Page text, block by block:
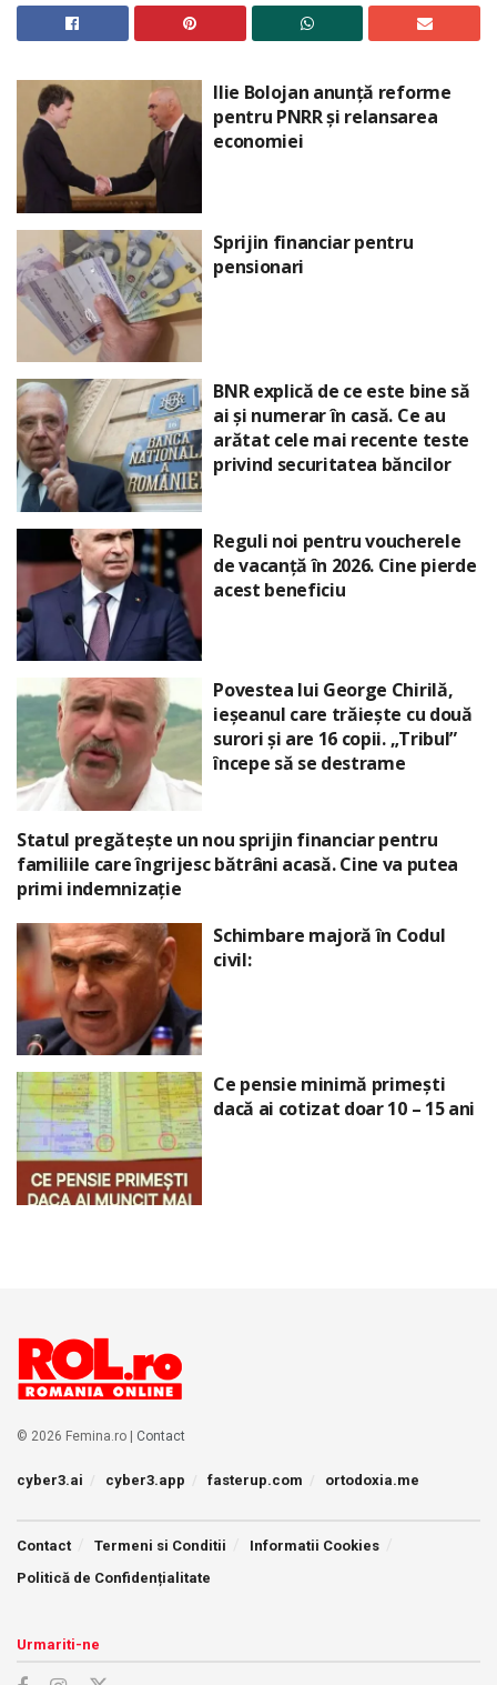
Ilie Bolojan anunță reforme
pentru PNRR și relansarea
economiei
Sprijin financiar pentru
pensionari
BNR explică de ce este bine să
ai și numerar în casă. Ce au
arătat cele mai recente teste
privind securitatea băncilor
Reguli noi pentru voucherele
de vacanță în 2026. Cine pierde
acest beneficiu
Povestea lui George Chirilă,
ieșeanul care trăiește cu două
surori și are 16 copii. „Tribul”
începe să se destrame
Statul pregătește un nou sprijin financiar pentru
familiile care îngrijesc bătrâni acasă. Cine va putea
primi indemnizație
Schimbare majoră în Codul
civil:
Ce pensie minimă primești
dacă ai cotizat doar 10 – 15 ani
© 2026 Femina.ro | Contact
cyber3.ai cyber3.app fasterup.com ortodoxia.me
Contact Termeni si Conditii
Informatii Cookies
Politică de Confidențialitate
Urmariti-ne